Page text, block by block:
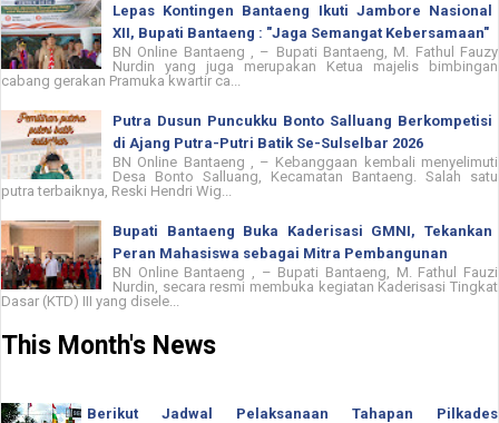
Lepas Kontingen Bantaeng Ikuti Jambore Nasional
XII, Bupati Bantaeng : "Jaga Semangat Kebersamaan"
BN Online Bantaeng , – Bupati Bantaeng, M. Fathul Fauzy
Nurdin yang juga merupakan Ketua majelis bimbingan
cabang gerakan Pramuka kwartir ca...
Putra Dusun Puncukku Bonto Salluang Berkompetisi
di Ajang Putra-Putri Batik Se-Sulselbar 2026
BN Online Bantaeng , – Kebanggaan kembali menyelimuti
Desa Bonto Salluang, Kecamatan Bantaeng. Salah satu
putra terbaiknya, Reski Hendri Wig...
Bupati Bantaeng Buka Kaderisasi GMNI, Tekankan
Peran Mahasiswa sebagai Mitra Pembangunan
BN Online Bantaeng , – Bupati Bantaeng, M. Fathul Fauzi
Nurdin, secara resmi membuka kegiatan Kaderisasi Tingkat
Dasar (KTD) III yang disele...
This Month's News
Berikut Jadwal Pelaksanaan Tahapan Pilkades